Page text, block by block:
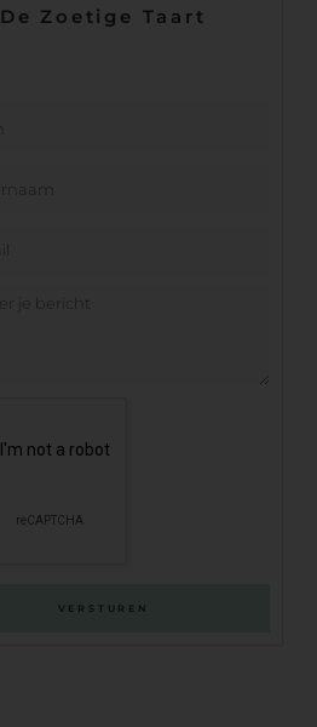
De Zoetige Taart
VERSTUREN